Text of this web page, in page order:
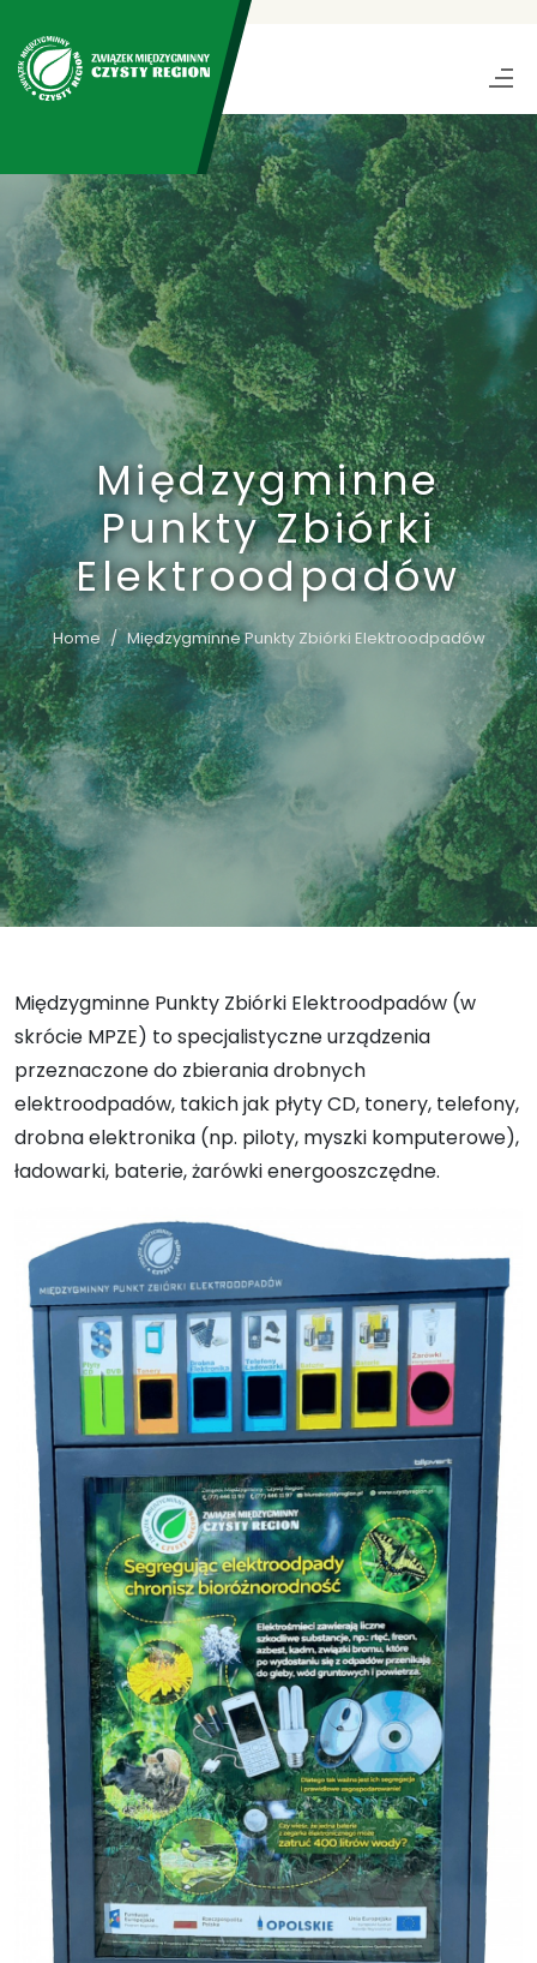
Międzygminne
Punkty Zbiórki
Elektroodpadów
Home Międzygminne Punkty Zbiórki Elektroodpadów
Międzygminne Punkty Zbiórki Elektroodpadów (w
skrócie MPZE) to specjalistyczne urządzenia
przeznaczone do zbierania drobnych
elektroodpadów, takich jak płyty CD, tonery, telefony,
drobna elektronika (np. piloty, myszki komputerowe),
ładowarki, baterie, żarówki energooszczędne.